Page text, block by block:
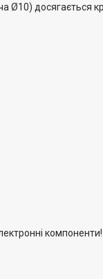
Ø10) досягається
компоненти!